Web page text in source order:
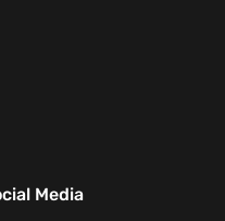
Media